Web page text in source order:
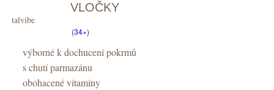
VLOČKY
Vitalvibe
(34×)
výborné k dochucení pokrmů
s chutí parmazánu
obohacené vitamíny